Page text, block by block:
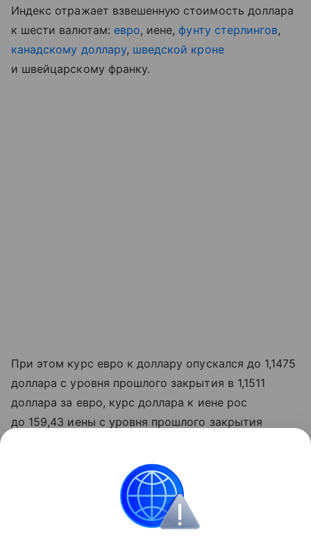
Индекс отражает взвешенную стоимость доллара
к шести валютам: евро, иене, фунту стерлингов,
канадскому доллару, шведской кроне
и швейцарскому франку.
При этом курс евро к доллару опускался до 1,1475
доллара с уровня прошлого закрытия в 1,1511
доллара за евро, курс доллара к иене рос
до 159,43 иены с уровня прошлого закрытия
Данная информация носит исключительно
информационный (ознакомительный) характер
и не является индивидуальной инвестиционной